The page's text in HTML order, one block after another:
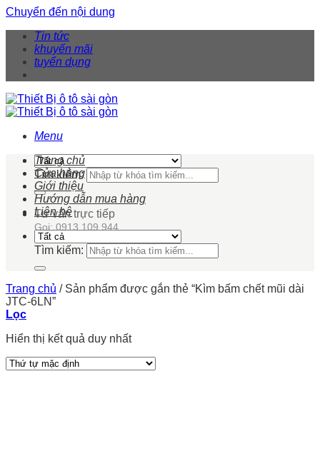
Chuyển đến nội dung
Tin tức
khuyến mãi
tuyển dụng
Menu
Tìm kiếm:
Tư vấn trực tiếp
Gọi: 0913 109 944
Trang chủ
Cửa hàng
Giới thiệu
Hướng dẫn mua hàng
Liên hệ
Tìm kiếm:
Trang chủ /Sản phẩm được gắn thẻ “Kìm bấm chết mũi dài
JTC-6LN”
Lọc
Hiển thị kết quả duy nhất